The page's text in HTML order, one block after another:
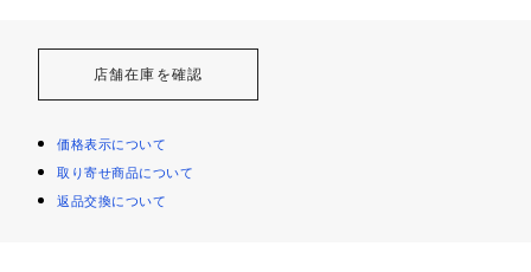
店舗在庫を確認
価格表示について
取り寄せ商品について
返品交換について